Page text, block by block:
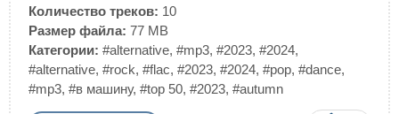
Количество треков: 10
Размер файла: 77 MB
Категории: #alternative, #mp3, #2023, #2024,
#alternative, #rock, #flac, #2023, #2024, #pop, #dance,
#mp3, #в машину, #top 50, #2023, #autumn